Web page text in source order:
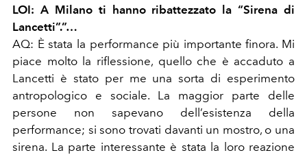
LOI: A Milano ti hanno ribattezzato la “Sirena di
Lancetti”.”…
AQ: È stata la performance più importante finora. Mi
piace molto la riflessione, quello che è accaduto a
Lancetti è stato per me una sorta di esperimento
antropologico e sociale. La maggior parte delle
persone non sapevano dell’esistenza della
performance; si sono trovati davanti un mostro, o una
sirena. La parte interessante è stata la loro reazione